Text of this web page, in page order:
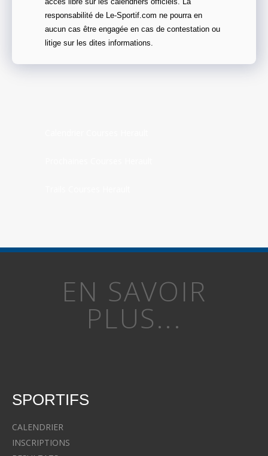
accès libre sur les calendriers officiels. La
responsabilité de Le-Sportif.com ne pourra en
aucun cas être engagée en cas de contestation ou
litige sur les dites informations.
EN SAVOIR
PLUS...
SPORTIFS
CALENDRIER
INSCRIPTIONS